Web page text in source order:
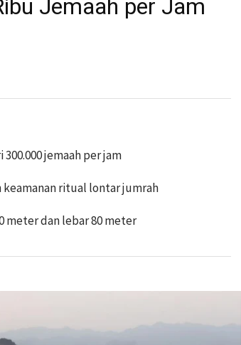
Jemaah per Jam
jemaah per jam
keamanan ritual lontar jumrah
meter dan lebar 80 meter